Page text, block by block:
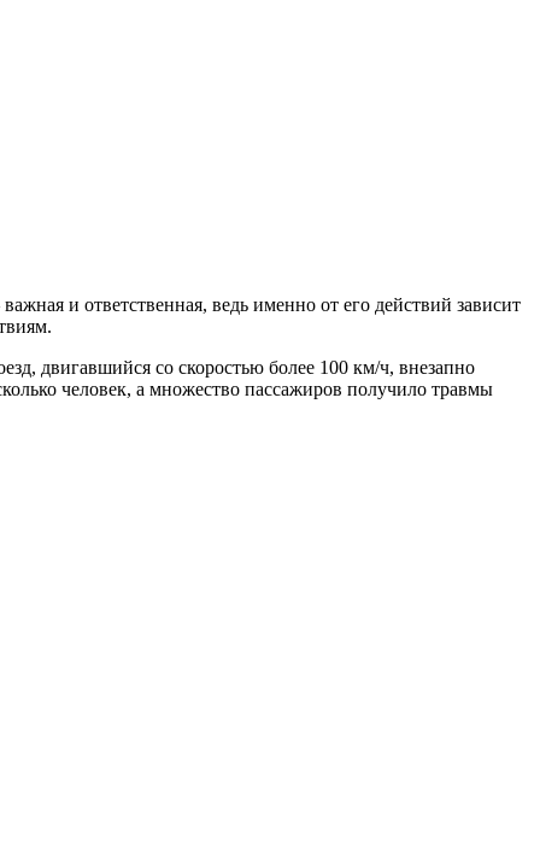
и ответственная, ведь именно от его действий зависит
двигавшийся со скоростью более 100 км/ч, внезапно
человек, а множество пассажиров получило травмы